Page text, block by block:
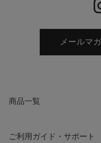
メールマ
商品一覧
ご利用ガイド・サポート